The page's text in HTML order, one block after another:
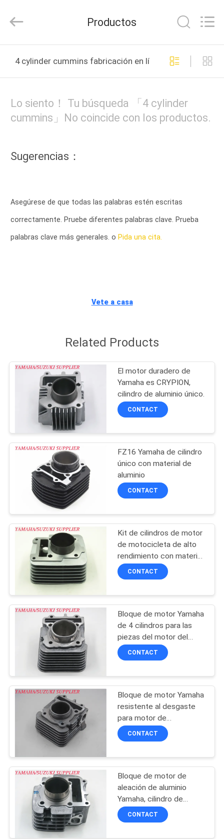
SOBRE
VIAJE
LA
FÁBRICA
CONTACTO
CON
NOTICIAS
PIDA
UNA
MAPA
DEL
SITIO
PRIVACY
POLICY
Rights
by
Productos
4 cylinder cummins fabricación en línea
Lo siento！ Tu búsqueda 「4 cylinder
cummins」No coincide con los productos.
Sugerencias：
Asegúrese de que todas las palabras estén escritas
correctamente. Pruebe diferentes palabras clave. Prueba
palabras clave más generales. o Pida una cita.
Vete a casa
Related Products
El motor duradero de
Yamaha es CRYPION,
cilindro de aluminio único.
CONTACT
FZ16 Yamaha de cilindro
único con material de
aluminio
CONTACT
Kit de cilindros de motor
de motocicleta de alto
rendimiento con material
de aluminio
CONTACT
Bloque de motor Yamaha
de 4 cilindros para las
piezas del motor del
scooter MIO-M3
CONTACT
Bloque de motor Yamaha
resistente al desgaste
para motor de
motocicleta MIO-J
CONTACT
Bloque de motor de
aleación de aluminio
Yamaha, cilindro de
motor de motocicleta
refrigerado por aire
CONTACT